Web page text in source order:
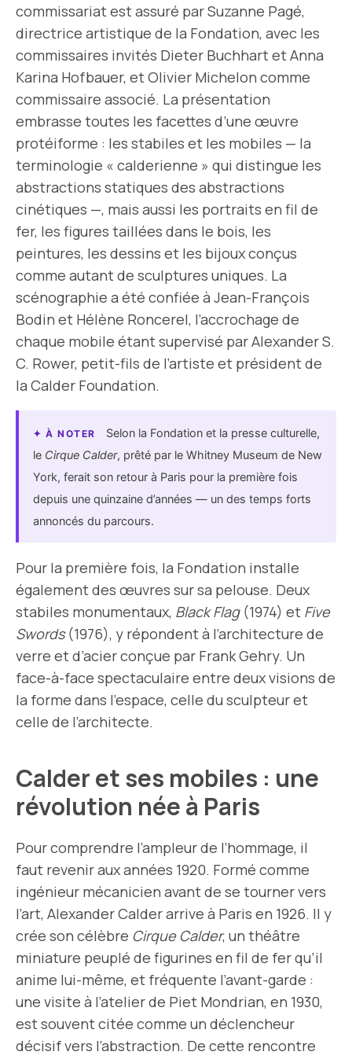
commissariat est assuré par Suzanne Pagé,
directrice artistique de la Fondation, avec les
commissaires invités Dieter Buchhart et Anna
Karina Hofbauer, et Olivier Michelon comme
commissaire associé. La présentation
embrasse toutes les facettes d’une œuvre
protéiforme : les stabiles et les mobiles — la
terminologie « calderienne » qui distingue les
abstractions statiques des abstractions
cinétiques —, mais aussi les portraits en fil de
fer, les figures taillées dans le bois, les
peintures, les dessins et les bijoux conçus
comme autant de sculptures uniques. La
scénographie a été confiée à Jean-François
Bodin et Hélène Roncerel, l’accrochage de
chaque mobile étant supervisé par Alexander S.
C. Rower, petit-fils de l’artiste et président de
la Calder Foundation.
✦ À NOTER
Selon la Fondation et la presse culturelle,
le Cirque Calder, prêté par le Whitney Museum de New
York, ferait son retour à Paris pour la première fois
depuis une quinzaine d’années — un des temps forts
annoncés du parcours.
Pour la première fois, la Fondation installe
également des œuvres sur sa pelouse. Deux
stabiles monumentaux, Black Flag(1974) et Five
Swords(1976), y répondent à l’architecture de
verre et d’acier conçue par Frank Gehry. Un
face-à-face spectaculaire entre deux visions de
la forme dans l’espace, celle du sculpteur et
celle de l’architecte.
Calder et ses mobiles : une
révolution née à Paris
Pour comprendre l’ampleur de l’hommage, il
faut revenir aux années 1920. Formé comme
ingénieur mécanicien avant de se tourner vers
l’art, Alexander Calder arrive à Paris en 1926. Il y
crée son célèbre Cirque Calder, un théâtre
miniature peuplé de figurines en fil de fer qu’il
anime lui-même, et fréquente l’avant-garde :
une visite à l’atelier de Piet Mondrian, en 1930,
est souvent citée comme un déclencheur
décisif vers l’abstraction. De cette rencontre